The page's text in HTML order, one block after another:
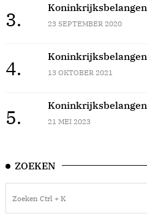
3. 23 SEPTEMBER 2020
4. 13 OKTOBER 2021
5. 21 MEI 2023
ZOEKEN